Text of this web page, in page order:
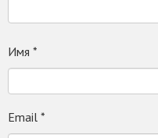
Имя *
Email *